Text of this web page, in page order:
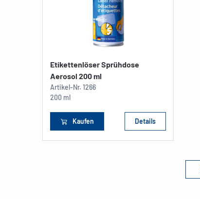
Etikettenlöser Sprühdose
Aerosol 200 ml
Artikel-Nr. 1266
200 ml
Kaufen Details